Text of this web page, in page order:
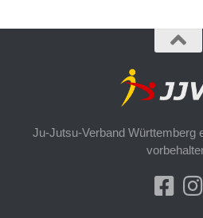
Ju-Jutsu-Verband Württemberg